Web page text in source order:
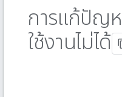
การแก้ปัญห
ใช้งานไม่ได้